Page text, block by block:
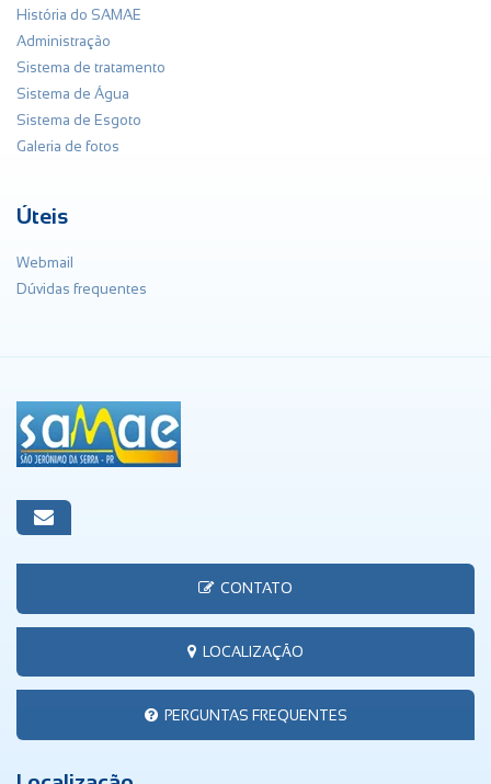
História do SAMAE
Administração
Sistema de tratamento
Sistema de Água
Sistema de Esgoto
Galeria de fotos
Úteis
Webmail
Dúvidas frequentes
CONTATO
LOCALIZAÇÃO
PERGUNTAS FREQUENTES